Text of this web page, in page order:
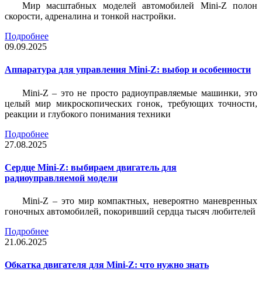
Мир масштабных моделей автомобилей Mini-Z полон
скорости, адреналина и тонкой настройки.
Подробнее
09.09.2025
Аппаратура для управления Mini-Z: выбор и особенности
Mini-Z – это не просто радиоуправляемые машинки, это
целый мир микроскопических гонок, требующих точности,
реакции и глубокого понимания техники
Подробнее
27.08.2025
Сердце Mini-Z: выбираем двигатель для
радиоуправляемой модели
Mini-Z – это мир компактных, невероятно маневренных
гоночных автомобилей, покоривший сердца тысяч любителей
Подробнее
21.06.2025
Обкатка двигателя для Mini-Z: что нужно знать